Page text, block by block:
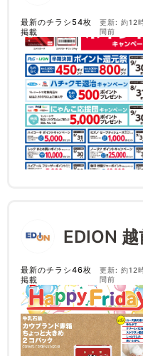
最新のチラシ54枚
掲載
更新: 約12
間前
EDION
最新のチラシ46枚
掲載
更新: 約12
間前